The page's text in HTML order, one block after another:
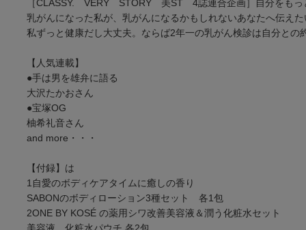
［CLASSY. VERY STORY 美ST 4誌連合企画］自分をもっ
乳がんになった私が、乳がんになるかもしれないあなたへ伝えた
私ずっと健康だし大丈夫。ならば2年一の乳がん検診は自分との
【人気連載】
●手は男を雄弁に語る
大沢たかおさん
●宝塚OG
柚希礼音さん
and more・・・
【付録】は
1自愛のボディケアタイムに癒しの香り
SABONのボディローション3種セット 各1包
2ONE BY KOSÉ の薬用シワ改善美容液＆潤う化粧水セット
美容液、化粧水パウチ 各2包